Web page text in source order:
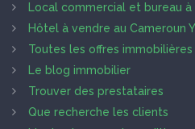
Local commercial et bureau à
Hôtel à vendre au Cameroun
Toutes les offres immobilières
Le blog immobilier
Trouver des prestataires
Que recherche les clients